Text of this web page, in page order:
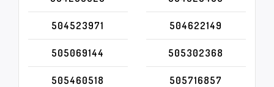
504523971 504622149
505069144 505302368
505460518 505716857